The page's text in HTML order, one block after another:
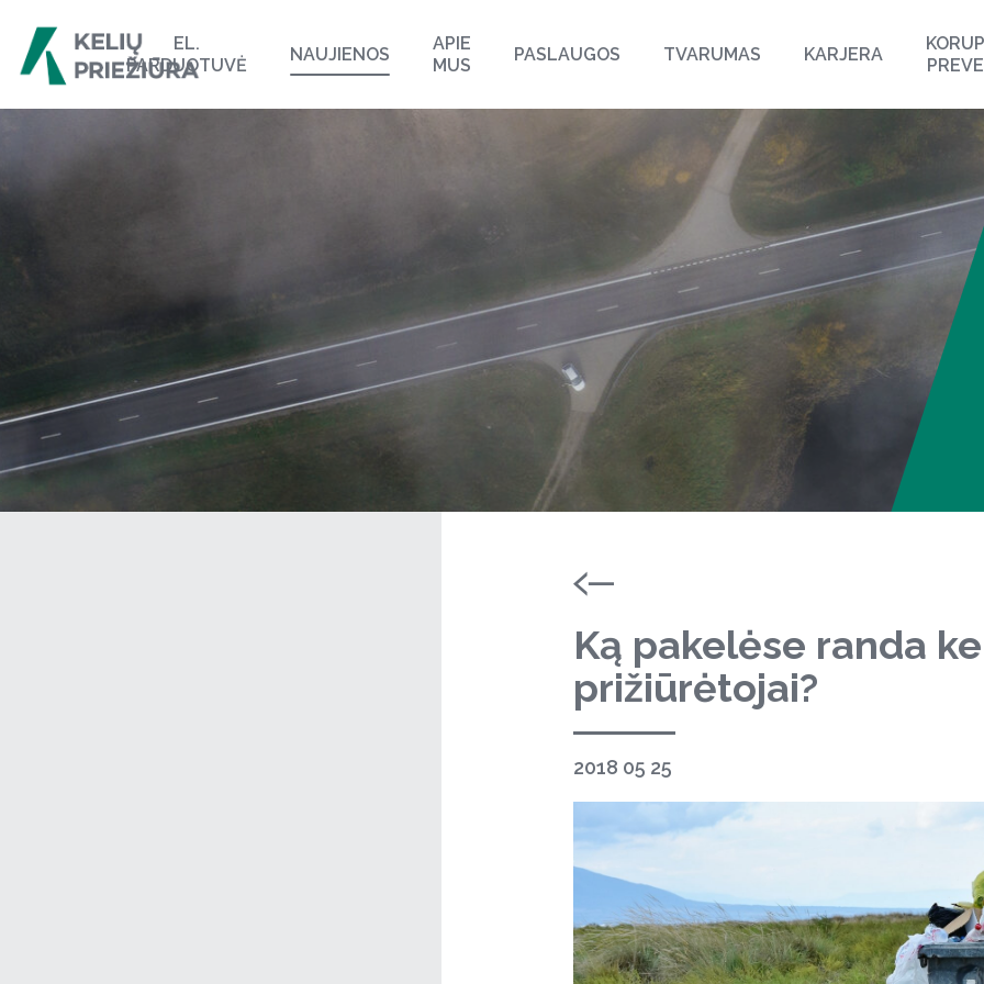
EL.
PARDUOTUVĖ
NAUJIENOS
APIE
MUS
PASLAUGOS TVARUMAS KARJERA
Ką pakelėse randa
prižiūrėtojai?
2018 05 25